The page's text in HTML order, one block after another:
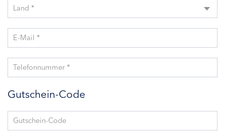
Land *
E-Mail *
Telefonnummer *
Gutschein-Code
Gutschein-Code